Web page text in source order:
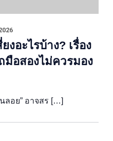
งอะไรบ้าง? เรื่อง
อสองไม่ควรมอง
ลอย” อาจสร […]